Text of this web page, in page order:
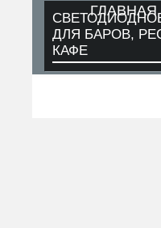
ДЛЯ БАРОВ,
КАФЕ
ГЛАВНАЯ